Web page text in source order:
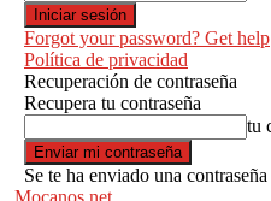
Forgot your password? Get help
Política de privacidad
Recuperación de contraseña
Recupera tu contraseña
tu
Se te ha enviado una
Mocanos.net